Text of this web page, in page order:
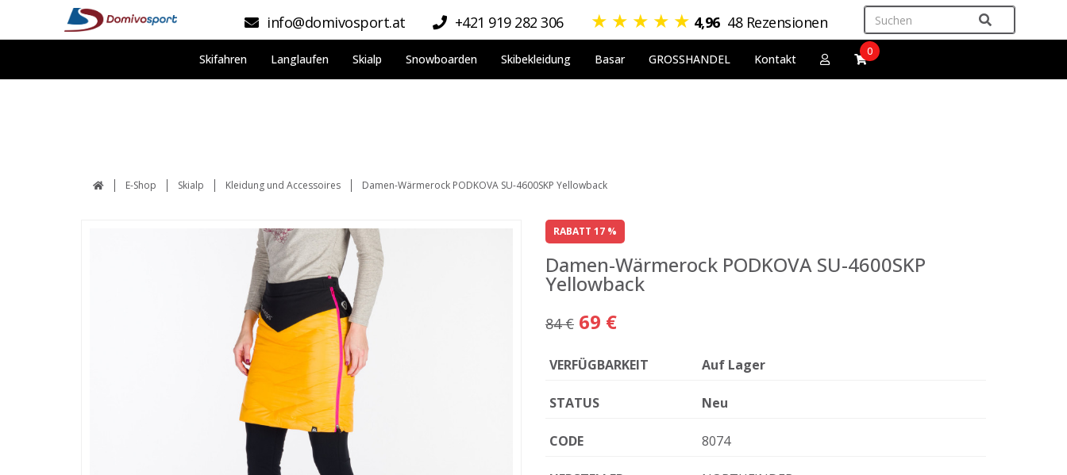
info@domivosport.at +421 919 282 306 ★ ★ ★ ★ ★ 4,96 48 Rezensionen
Skifahren Langlaufen Skialp Snowboarden Skibekleidung Basar GROSSHANDEL Kontakt
0
E-Shop Skialp Kleidung und Accessoires Damen-Wärmerock PODKOVA SU-4600SKP Yellowback
RABATT 17 %
Damen-Wärmerock PODKOVA SU-4600SKP
Yellowback
84 € 69 €
VERFÜGBARKEIT Auf Lager
STATUS Neu
CODE 8074